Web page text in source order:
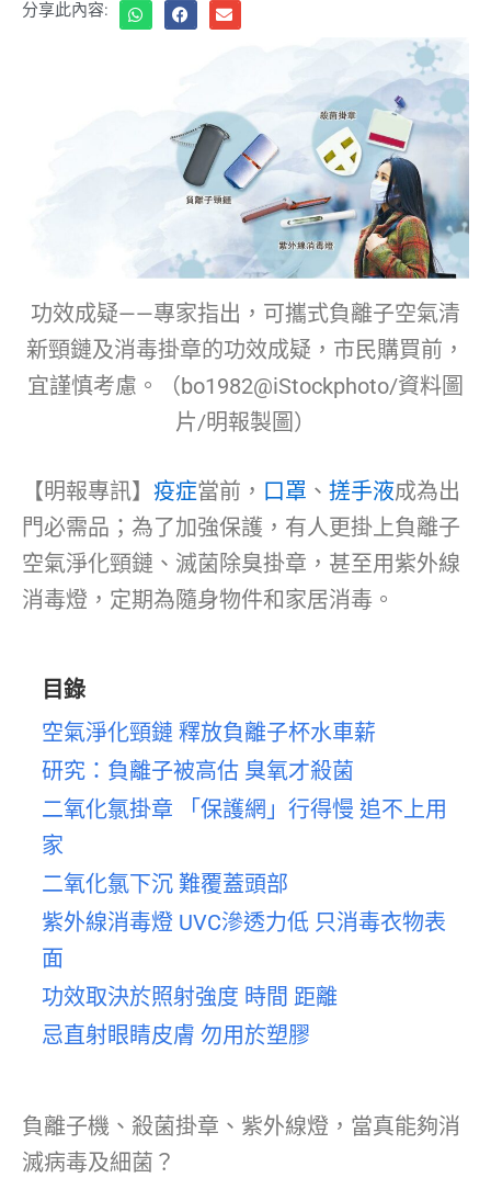
分享此內容:
功效成疑——專家指出，可攜式負離子空氣清
新頸鏈及消毒掛章的功效成疑，市民購買前，
宜謹慎考慮。（bo1982@iStockphoto/資料圖
片/明報製圖）
【明報專訊】 疫症當前， 口罩 、 搓手液成為出
門必需品；為了加強保護，有人更掛上負離子
空氣淨化頸鏈、滅菌除臭掛章，甚至用紫外線
消毒燈，定期為隨身物件和家居消毒。
目錄
空氣淨化頸鏈 釋放負離子杯水車薪
研究：負離子被高估 臭氧才殺菌
二氧化氯掛章 「保護網」行得慢 追不上用
家
二氧化氯下沉 難覆蓋頭部
紫外線消毒燈 UVC滲透力低 只消毒衣物表
面
功效取決於照射強度 時間 距離
忌直射眼睛皮膚 勿用於塑膠
負離子機、殺菌掛章、紫外線燈，當真能夠消
滅病毒及細菌？